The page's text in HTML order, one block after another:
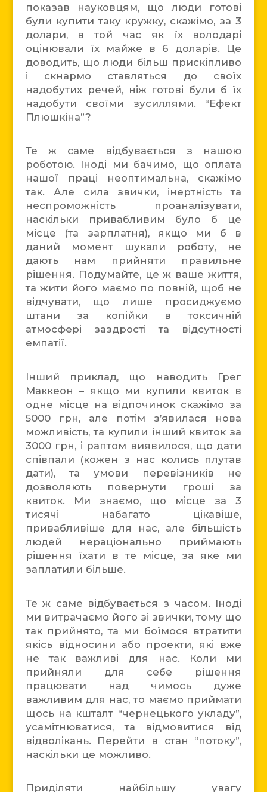
показав науковцям, що люди готові
були купити таку кружку, скажімо, за 3
долари, в той час як їх володарі
оцінювали їх майже в 6 доларів. Це
доводить, що люди більш прискіпливо
і скнармо ставляться до своїх
надобутих речей, ніж готові були б їх
надобути своїми зусиллями. “Ефект
Плюшкіна”?
Те ж саме відбувається з нашою
роботою. Іноді ми бачимо, що оплата
нашої праці неоптимальна, скажімо
так. Але сила звички, інертність та
неспроможність проаналізувати,
наскільки привабливим було б це
місце (та зарплатня), якщо ми б в
даний момент шукали роботу, не
дають нам прийняти правильне
рішення. Подумайте, це ж ваше життя,
та жити його маємо по повній, щоб не
відчувати, що лише просиджуємо
штани за копійки в токсичній
атмосфері заздрості та відсутності
емпатії.
Інший приклад, що наводить Грег
Маккеон – якщо ми купили квиток в
одне місце на відпочинок скажімо за
5000 грн, але потім з’явилася нова
можливість, та купили інший квиток за
3000 грн, і раптом виявилося, що дати
співпали (кожен з нас колись плутав
дати), та умови перевізників не
дозволяють повернути гроші за
квиток. Ми знаємо, що місце за 3
тисячі набагато цікавіше,
привабливіше для нас, але більшість
людей нераціонально приймають
рішення їхати в те місце, за яке ми
заплатили більше.
Те ж саме відбувається з часом. Іноді
ми витрачаємо його зі звички, тому що
так прийнято, та ми боїмося втратити
якісь відносини або проекти, які вже
не так важливі для нас. Коли ми
прийняли для себе рішення
працювати над чимось дуже
важливим для нас, то маємо приймати
щось на кшталт “чернецького укладу”,
усамітнюватися, та відмовитися від
відволікань. Перейти в стан “потоку”,
наскільки це можливо.
Приділяти найбільшу увагу